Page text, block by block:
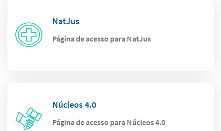
NatJus
Página de acesso para NatJus
Núcleos 4.0
Página de acesso para Núcleos 4.0